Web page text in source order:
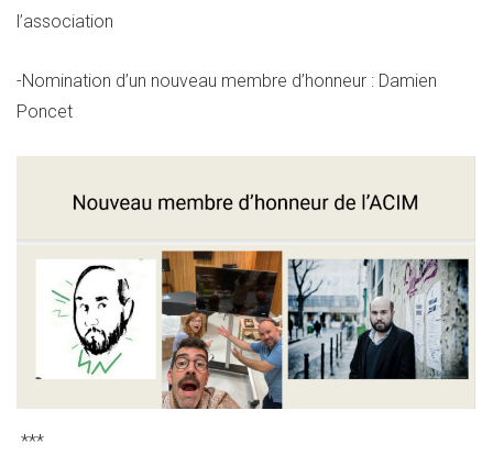
l’association
-Nomination d’un nouveau membre d’honneur : Damien
Poncet
***